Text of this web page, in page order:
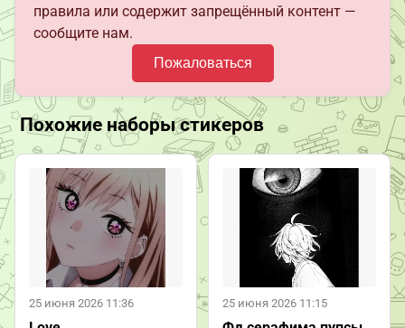
правила или содержит запрещённый контент —
сообщите нам.
Пожаловаться
Похожие наборы стикеров
25 июня 2026 11:36 25 июня 2026 11:15